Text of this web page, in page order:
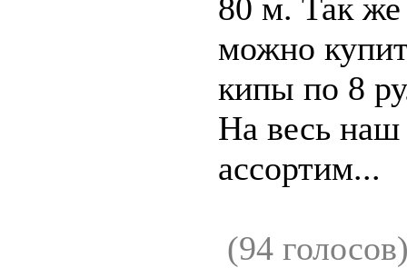
80 м. Так же
можно
кипы по 8
На весь наш
ассортим...
(94